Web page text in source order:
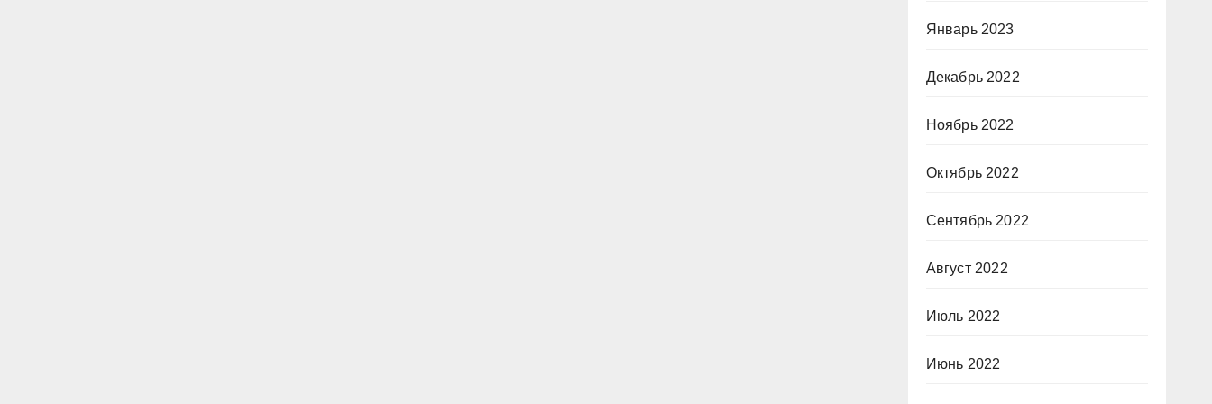
Январь 2023
Декабрь 2022
Ноябрь 2022
Октябрь 2022
Сентябрь 2022
Август 2022
Июль 2022
Июнь 2022